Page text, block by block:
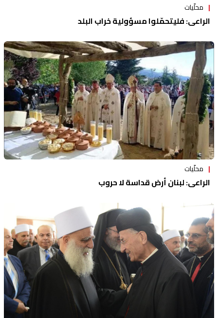
محلّيات
الراعي: فليتحمّلوا مسؤولية خراب البلد
محلّيات
الراعي: لبنان أرض قداسة لا حروب